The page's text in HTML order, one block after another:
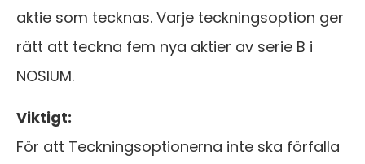
aktie som tecknas. Varje teckningsoption ger
rätt att teckna fem nya aktier av serie B i
NOSIUM.
Viktigt:
För att Teckningsoptionerna inte ska förfalla